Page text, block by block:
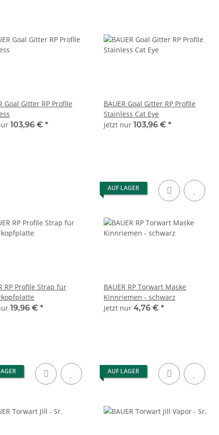
Goal Gitter RP Profile
103,96 € *
BAUER Goal Gitter RP Profile
Stainless Cat Eye
jetzt nur 103,96 € *
RP Profile Strap für
19,96 € *
AUF LAGER
BAUER RP Torwart Maske
Kinnriemen - schwarz
jetzt nur 4,76 € *
AUF LAGER